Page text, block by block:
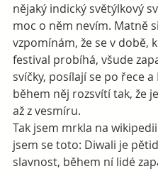
nějaký indický světýlkový
moc o něm nevím. Matně si
vzpomínám, že se v době,
festival probíhá, všude
svíčky, posílají se po řece a
během něj rozsvítí tak, že
až z vesmíru.
Tak jsem mrkla na
jsem se toto: Diwali je
slavnost, během ní lidé